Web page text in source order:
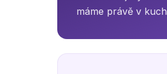
máme právě v